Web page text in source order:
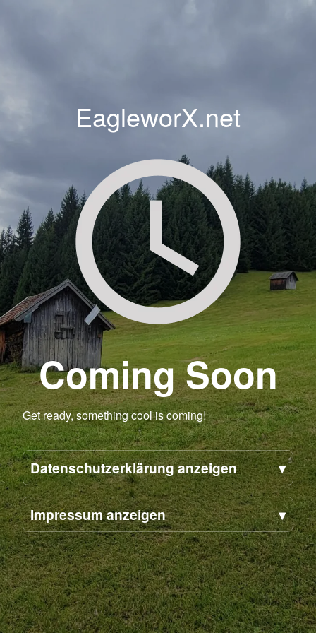
EagleworX.net
Coming Soon
Get ready, something cool is coming!
Datenschutzerklärung anzeigen
Impressum anzeigen